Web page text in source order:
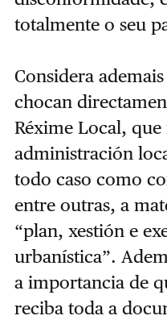
totalmente o seu
Considera
chocan
Réxime Local,
administración
todo caso como
entre outras, a
“plan, xestión e
urbanística”.
a importancia de
reciba toda a